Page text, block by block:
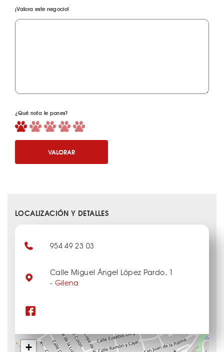
¡Valora este negocio!
¿Qué nota le pones?
VALORAR
LOCALIZACIÓN Y DETALLES
+
954 49 23 03
Calle Miguel Ángel López Pardo, 1
- Gilena